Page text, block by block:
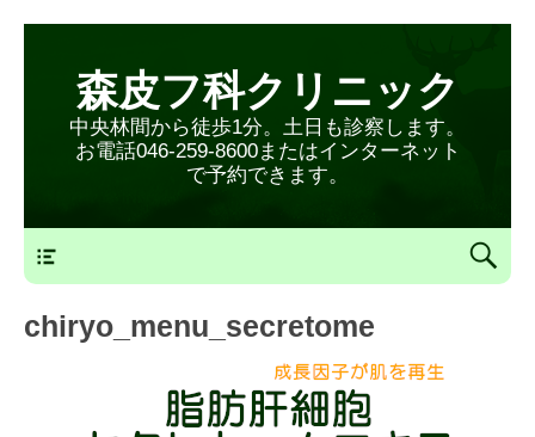
森皮フ科クリニック
中央林間から徒歩1分。土日も診察します。
お電話046-259-8600またはインターネット
で予約できます。
chiryo_menu_secretome